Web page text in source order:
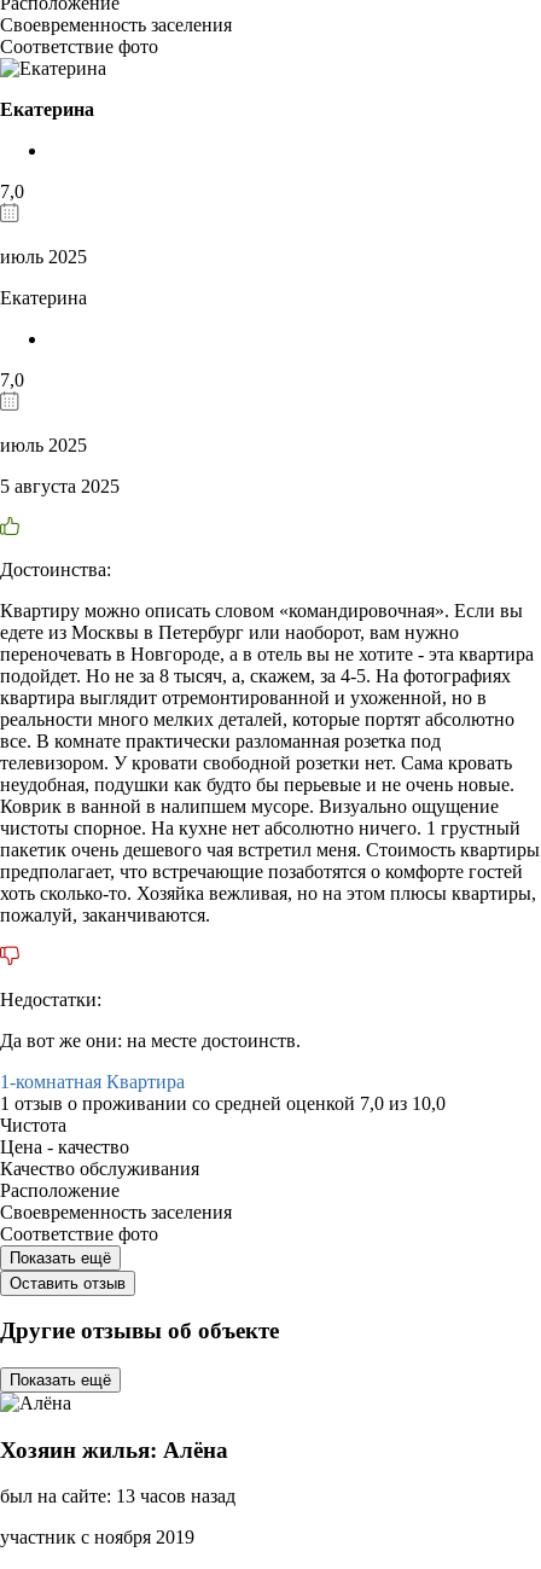
Своевременность заселения
Соответствие фото
Екатерина
7,0
июль 2025
Екатерина
7,0
июль 2025
5 августа 2025
Достоинства:
Квартиру можно описать словом «командировочная». Если вы
едете из Москвы в Петербург или наоборот, вам нужно
переночевать в Новгороде, а в отель вы не хотите - эта квартира
подойдет. Но не за 8 тысяч, а, скажем, за 4-5. На фотографиях
квартира выглядит отремонтированной и ухоженной, но в
реальности много мелких деталей, которые портят абсолютно
все. В комнате практически разломанная розетка под
телевизором. У кровати свободной розетки нет. Сама кровать
неудобная, подушки как будто бы перьевые и не очень новые.
Коврик в ванной в налипшем мусоре. Визуально ощущение
чистоты спорное. На кухне нет абсолютно ничего. 1 грустный
пакетик очень дешевого чая встретил меня. Стоимость квартиры
предполагает, что встречающие позаботятся о комфорте гостей
хоть сколько-то. Хозяйка вежливая, но на этом плюсы квартиры,
пожалуй, заканчиваются.
Недостатки:
Да вот же они: на месте достоинств.
1-комнатная Квартира
1 отзыв о проживании со средней оценкой 7,0 из 10,0
Чистота
Цена - качество
Качество обслуживания
Расположение
Своевременность заселения
Соответствие фото
Показать ещё
Оставить отзыв
Другие отзывы об объекте
Показать ещё
Хозяин жилья: Алёна
был на сайте: 13 часов назад
участник с ноября 2019